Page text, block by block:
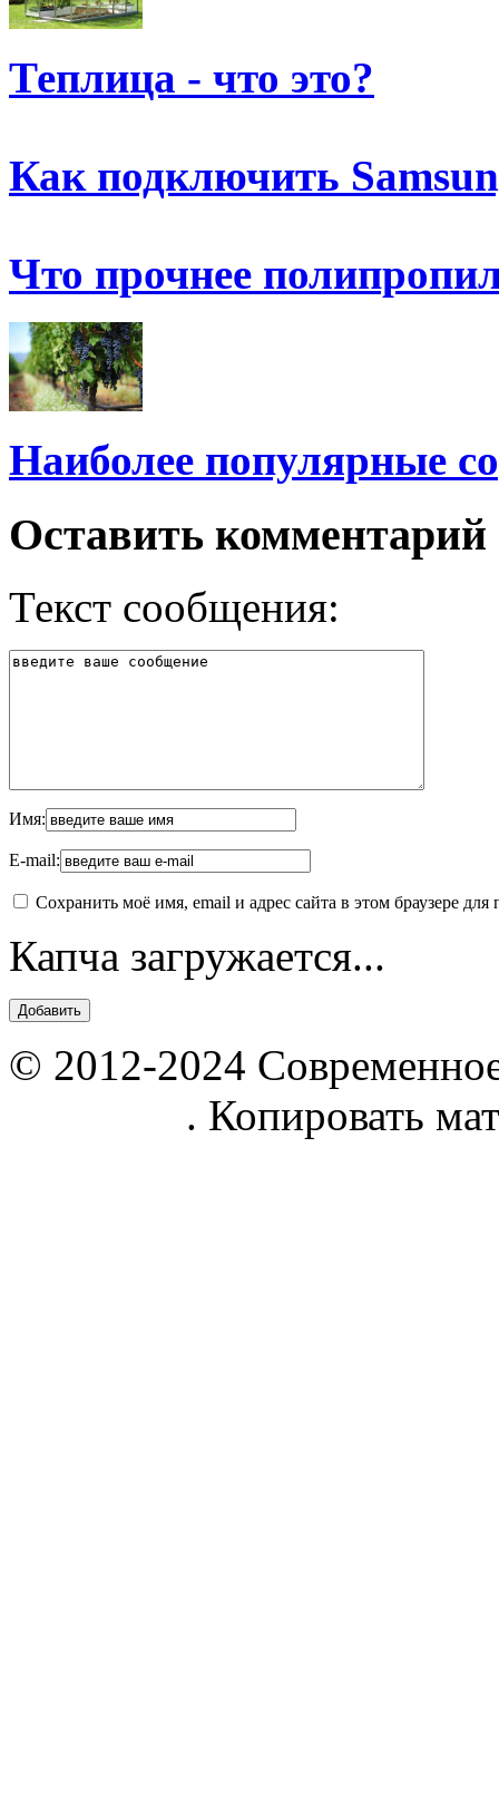
Теплица - что это?
Как подключить
Что прочнее
Наиболее популярные
Оставить комментарий
Текст сообщения:
Имя:
E-mail:
Сохранить моё имя, email и адрес сайта в этом браузере
Капча загружается...
© 2012-2024
. Копировать